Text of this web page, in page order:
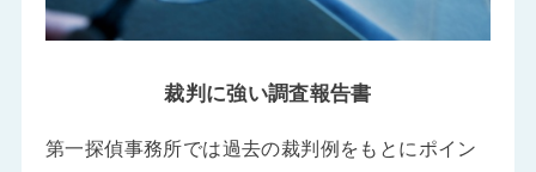
裁判に強い調査報告書
第一探偵事務所では過去の裁判例をもとにポイン